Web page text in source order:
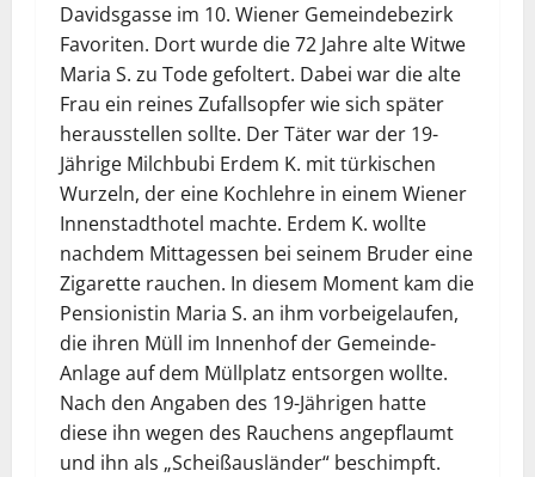
Davidsgasse im 10. Wiener Gemeindebezirk
Favoriten. Dort wurde die 72 Jahre alte Witwe
Maria S. zu Tode gefoltert. Dabei war die alte
Frau ein reines Zufallsopfer wie sich später
herausstellen sollte. Der Täter war der 19-
Jährige Milchbubi Erdem K. mit türkischen
Wurzeln, der eine Kochlehre in einem Wiener
Innenstadthotel machte. Erdem K. wollte
nachdem Mittagessen bei seinem Bruder eine
Zigarette rauchen. In diesem Moment kam die
Pensionistin Maria S. an ihm vorbeigelaufen,
die ihren Müll im Innenhof der Gemeinde-
Anlage auf dem Müllplatz entsorgen wollte.
Nach den Angaben des 19-Jährigen hatte
diese ihn wegen des Rauchens angepflaumt
und ihn als „Scheißausländer“ beschimpft.